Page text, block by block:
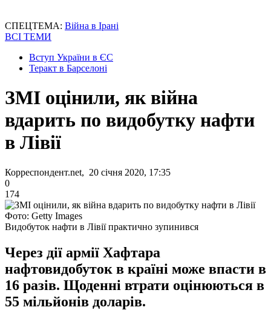
СПЕЦТЕМА: Війна в Ірані
ВСІ ТЕМИ
Вступ України в ЄС
Теракт в Барселоні
ЗМІ оцінили, як війна
вдарить по видобутку нафти
в Лівії
Корреспондент.net, 20 січня 2020, 17:35
0
174
Фото: Getty Images
Видобуток нафти в Лівії практично зупинився
Через дії армії Хафтара
нафтовидобуток в країні може впасти в
16 разів. Щоденні втрати оцінюються в
55 мільйонів доларів.